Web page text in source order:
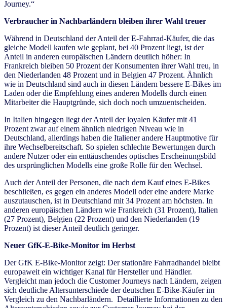
Journey.“
Verbraucher in Nachbarländern bleiben ihrer Wahl treuer
Während in Deutschland der Anteil der E-Fahrrad-Käufer, die das
gleiche Modell kaufen wie geplant, bei 40 Prozent liegt, ist der
Anteil in anderen europäischen Ländern deutlich höher: In
Frankreich bleiben 50 Prozent der Konsumenten ihrer Wahl treu, in
den Niederlanden 48 Prozent und in Belgien 47 Prozent. Ähnlich
wie in Deutschland sind auch in diesen Ländern bessere E-Bikes im
Laden oder die Empfehlung eines anderen Modells durch einen
Mitarbeiter die Hauptgründe, sich doch noch umzuentscheiden.
In Italien hingegen liegt der Anteil der loyalen Käufer mit 41
Prozent zwar auf einem ähnlich niedrigen Niveau wie in
Deutschland, allerdings haben die Italiener andere Hauptmotive für
ihre Wechselbereitschaft. So spielen schlechte Bewertungen durch
andere Nutzer oder ein enttäuschendes optisches Erscheinungsbild
des ursprünglichen Modells eine große Rolle für den Wechsel.
Auch der Anteil der Personen, die nach dem Kauf eines E-Bikes
beschließen, es gegen ein anderes Modell oder eine andere Marke
auszutauschen, ist in Deutschland mit 34 Prozent am höchsten. In
anderen europäischen Ländern wie Frankreich (31 Prozent), Italien
(27 Prozent), Belgien (22 Prozent) und den Niederlanden (19
Prozent) ist dieser Anteil deutlich geringer.
Neuer GfK-E-Bike-Monitor im Herbst
Der GfK E-Bike-Monitor zeigt: Der stationäre Fahrradhandel bleibt
europaweit ein wichtiger Kanal für Hersteller und Händler.
Vergleicht man jedoch die Customer Journeys nach Ländern, zeigen
sich deutliche Altersunterschiede der deutschen E-Bike-Käufer im
Vergleich zu den Nachbarländern. Detaillierte Informationen zu den